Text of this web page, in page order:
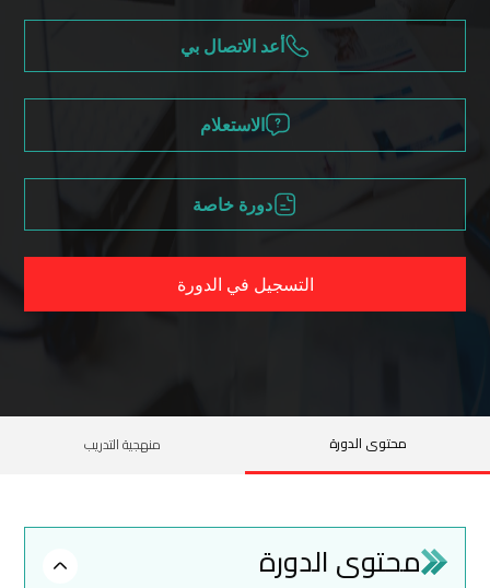
أعد الاتصال بي
الاستعلام
دورة خاصة
التسجيل في الدورة
محتوى الدورة منهجية التدريب
محتوى الدورة